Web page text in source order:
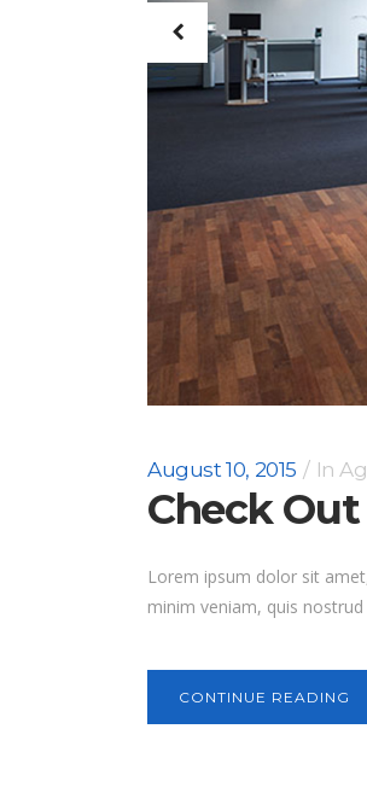
August 10, 2015 In
Check
Lorem ipsum dolor sit
minim veniam, quis
CONTINUE READING